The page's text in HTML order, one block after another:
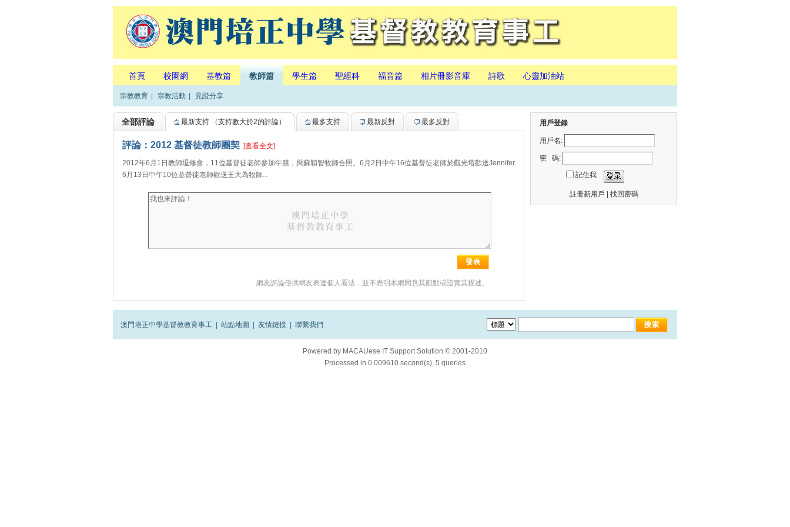
首頁 校園網 基教篇 教師篇 學生篇 聖經科 福音篇 相片冊影音庫 詩歌 心靈加油站
宗教教育 宗教活動 見證分享
全部評論 最新支持 （支持數大於2的評論） 最多支持 最新反對 最多反對
評論：2012 基督徒教師團契 [查看全文]
2012年6月1日教師退修會，11位基督徒老師參加午膳，與蘇穎智牧師合照。6月2日中午16位基督徒老師於觀光塔歡送Jennifer
6月13日中午10位基督徒老師歡送王大為牧師...
網友評論僅供網友表達個人看法，並不表明本網同意其觀點或證實其描述。
用戶登錄
用戶名:
密 碼:
記住我
註冊新用戶 找回密碼
澳門培正中學基督教教育事工 站點地圖 友情鏈接 聯繫我們
Powered by MACAUese IT Support Solution © 2001-2010
Processed in 0.009610 second(s), 5 queries